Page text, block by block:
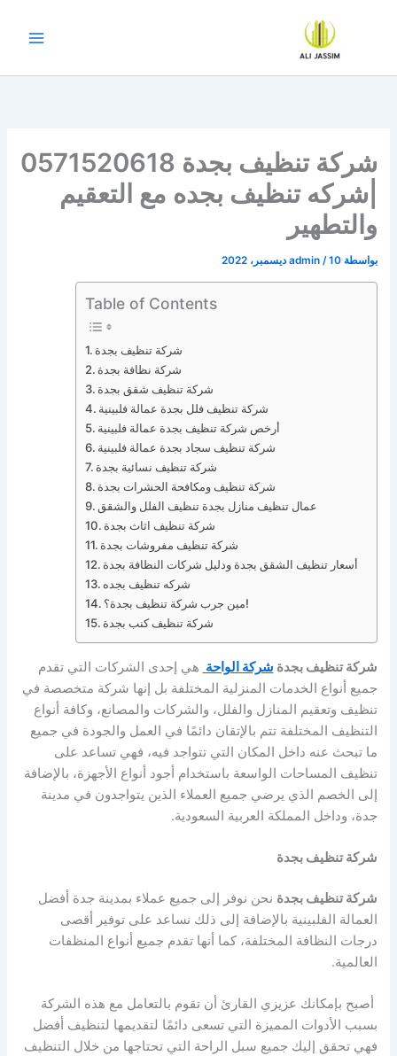
شركة تنظيف بجدة 0571520618
|شركه تنظيف بجده مع التعقيم
والتطهير
بواسطة admin /10 ديسمبر، 2022
Table of Contents
شركة تنظيف بجدة
شركة تنظيف شقق بجدة
شركة تنظيف فلل بجدة عمالة فلبينية
أرخص شركة تنظيف بجدة عمالة فلبينية
شركة تنظيف سجاد بجدة عمالة فلبينية
شركة تنظيف نسائية بجدة
شركة تنظيف ومكافحة الحشرات بجدة
عمال تنظيف منازل بجدة تنظيف الفلل والشقق
شركة تنظيف اثاث بجدة
شركة تنظيف مفروشات بجدة
أسعار تنظيف الشقق بجدة ودليل شركات النظافة بجدة
شركه تنظيف بجده
مين جرب شركة تنظيف بجدة؟!
شركة تنظيف كنب بجدة
شركة تنظيف بجدة شركة الواحة هي إحدى الشركات التي تقدم
جميع أنواع الخدمات المنزلية المختلفة بل إنها شركة متخصصة في
تنظيف وتعقيم المنازل والفلل، والشركات والمصانع، وكافة أنواع
التنظيف المختلفة تتم بالإتقان دائمًا في العمل والجودة في جميع
ما تبحث عنه داخل المكان التي تتواجد فيه، فهي تساعد على
تنظيف المساحات الواسعة باستخدام أجود أنواع الأجهزة، بالإضافة
إلى الخصم الذي يرضي جميع العملاء الذين يتواجدون في مدينة
جدة، وداخل المملكة العربية السعودية.
شركة تنظيف بجدة
شركة تنظيف بجدة نحن نوفر إلى جميع عملاء بمدينة جدة أفضل
العمالة الفلبينية بالإضافة إلى ذلك نساعد على توفير أقصى
درجات النظافة المختلفة، كما أنها تقدم جميع أنواع المنظفات
العالمية.
أصبح بإمكانك عزيزي القارئ أن تقوم بالتعامل مع هذه الشركة
بسبب الأدوات المميزة التي تسعى دائمًا لتقديمها لتنظيف أفضل
فهي تحقق إليك جميع سبل الراحة التي تحتاجها من خلال التنظيف